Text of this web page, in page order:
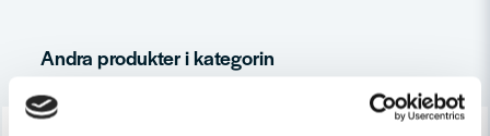
Andra produkter i kategorin